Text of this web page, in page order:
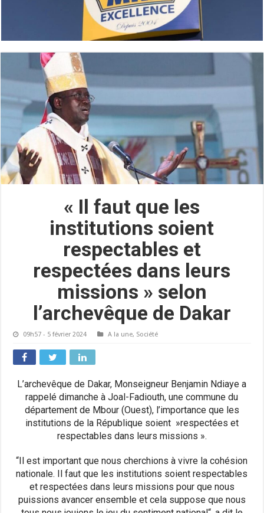
« Il faut que les
institutions soient
respectables et
respectées dans leurs
missions » selon
l’archevêque de Dakar
09h57 - 5 février 2024 A la une, Société
L’archevêque de Dakar, Monseigneur Benjamin Ndiaye a
rappelé dimanche à Joal-Fadiouth, une commune du
département de Mbour (Ouest), l’importance que les
institutions de la République soient »respectées et
respectables dans leurs missions ».
“Il est important que nous cherchions à vivre la cohésion
nationale. Il faut que les institutions soient respectables
et respectées dans leurs missions pour que nous
puissions avancer ensemble et cela suppose que nous